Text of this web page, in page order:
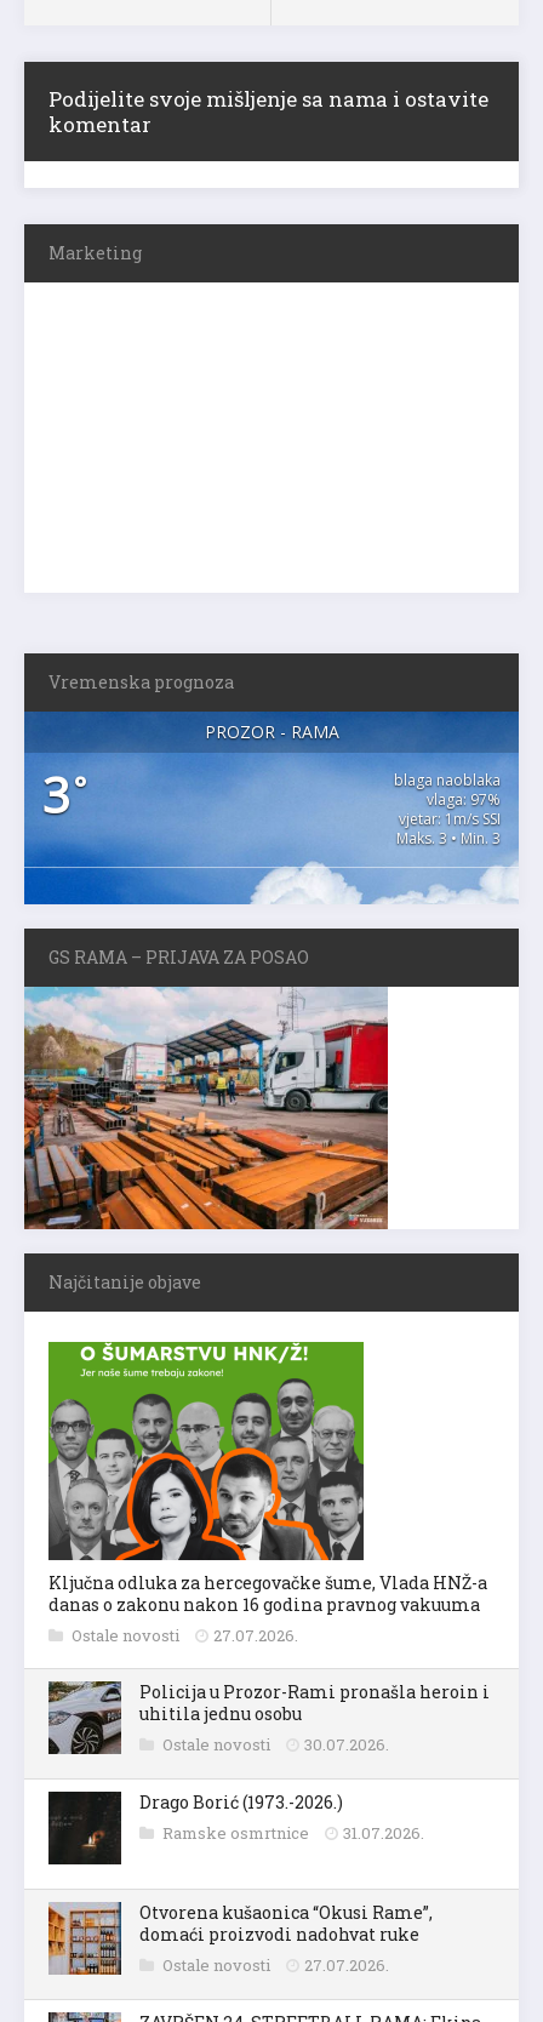
Podijelite svoje mišljenje sa nama i ostavite
komentar
Marketing
Vremenska prognoza
PROZOR - RAMA
3°
blaga naoblaka
vlaga: 97%
vjetar: 1m/s SSI
Maks. 3 • Min. 3
GS RAMA – PRIJAVA ZA POSAO
Najčitanije objave
Ključna odluka za hercegovačke šume, Vlada HNŽ-a
danas o zakonu nakon 16 godina pravnog vakuuma
Ostale novosti 27.07.2026.
Policija u Prozor-Rami pronašla heroin i
uhitila jednu osobu
Ostale novosti 30.07.2026.
Drago Borić (1973.-2026.)
Ramske osmrtnice 31.07.2026.
Otvorena kušaonica “Okusi Rame”,
domaći proizvodi nadohvat ruke
Ostale novosti 27.07.2026.